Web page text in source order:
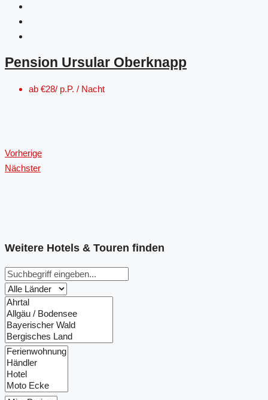
Pension Ursular Oberknapp
ab €28/ p.P. / Nacht
Vorherige
Nächster
Weitere Hotels & Touren finden